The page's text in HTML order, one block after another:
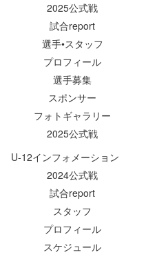
2025公式戦
試合report
選手•スタッフ
プロフィール
選手募集
スポンサー
フォトギャラリー
2025公式戦
U-12インフォメーション
2024公式戦
試合report
スタッフ
プロフィール
スケジュール